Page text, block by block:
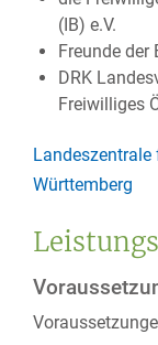
(IB) e.V.
Freunde der
DRK
Freiwilliges
Württemberg